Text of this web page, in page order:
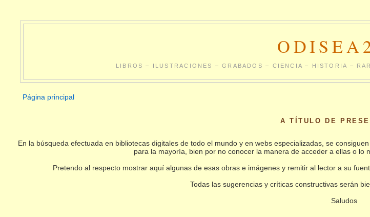
LIBROS – ILUSTRACIONES – GRABADOS – CIENCIA – HISTORIA –
Página principal
A TÍTULO DE
En la búsqueda efectuada en bibliotecas digitales de todo el mundo y en webs especializadas, se
para la mayoría, bien por no conocer la manera de acceder a ellas o lo
Pretendo al respecto mostrar aquí algunas de esas obras e imágenes y remitir al lector a su
Todas las sugerencias y críticas constructivas serán
Saludos